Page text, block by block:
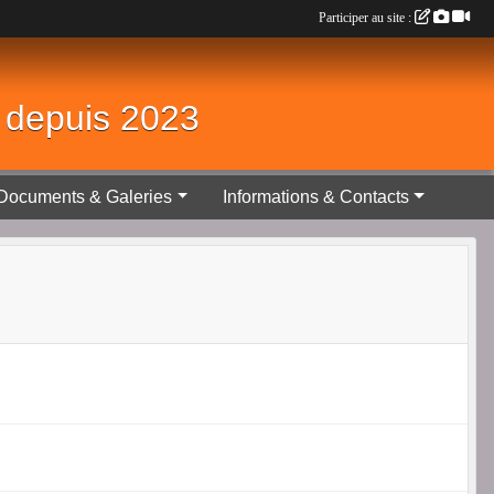
2023
& Galeries Informations & Contacts
Participer au site :